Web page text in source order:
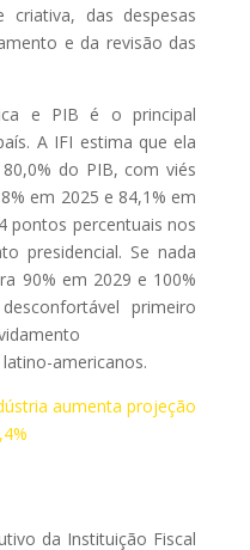
criativa, das despesas
e da revisão das
e PIB é o principal
A IFI estima que ela
do PIB, com viés
em 2025 e 84,1% em
pontos percentuais nos
presidencial. Se nada
90% em 2029 e 100%
primeiro
americanos.
aumenta projeção
da Instituição Fiscal